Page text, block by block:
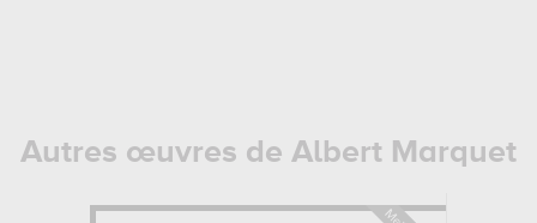
Autres œuvres de Albert Marquet